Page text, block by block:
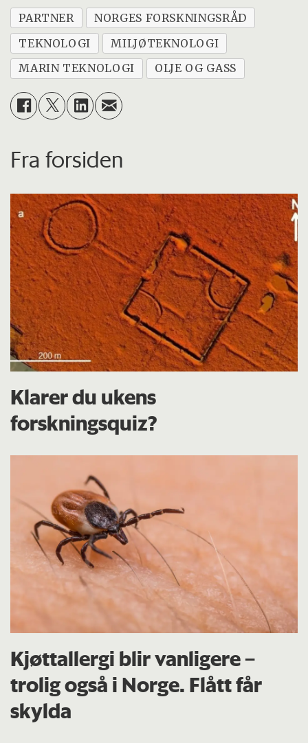
PARTNER
NORGES FORSKNINGSRÅD
TEKNOLOGI
MILJØTEKNOLOGI
MARIN TEKNOLOGI
OLJE OG GASS
Fra forsiden
Klarer du ukens
forskningsquiz?
Kjøttallergi blir vanligere –
trolig også i Norge. Flått får
skylda